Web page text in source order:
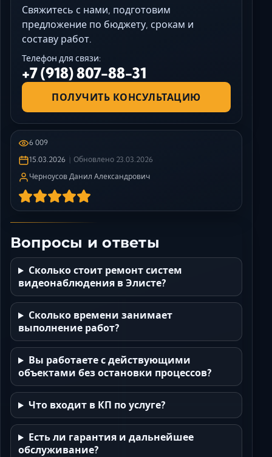
Свяжитесь с нами, подготовим
предложение по бюджету, срокам и
составу работ.
Телефон для связи:
+7 (918) 807-88-31
ПОЛУЧИТЬ КОНСУЛЬТАЦИЮ
6 009
15.03.2026
Обновлено 23.03.2026
Черноусов Данил Александрович
Вопросы и ответы
Сколько стоит ремонт систем
видеонаблюдения в Элисте?
Сколько времени занимает
выполнение работ?
Вы работаете с действующими
объектами без остановки процессов?
Что входит в КП по услуге?
Есть ли гарантия и дальнейшее
обслуживание?